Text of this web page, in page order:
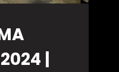
|